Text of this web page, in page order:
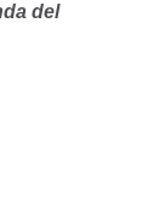
del